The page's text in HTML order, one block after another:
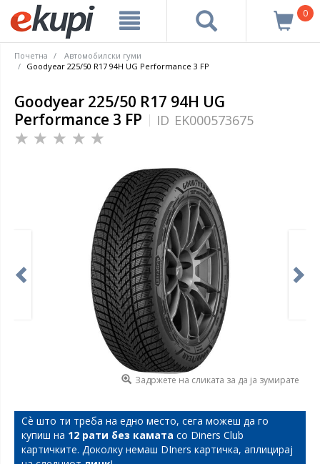
0
Почетна
Автомобилски гуми
Goodyear 225/50 R17 94H UG Performance 3 FP
Goodyear 225/50 R17 94H UG
Performance 3 FP
ID EK000573675
Задржете на сликата за да ја зумирате
Сѐ што ти треба на едно место, сега можеш да го
купиш на 12 рати без камата со Diners Club
картичките. Доколку немаш DIners картичка, аплицирај